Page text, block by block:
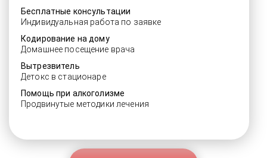
Бесплатные консультации
Индивидуальная работа по заявке
Кодирование на дому
Домашнее посещение врача
Вытрезвитель
Детокс в стационаре
Помощь при алкоголизме
Продвинутые методики лечения